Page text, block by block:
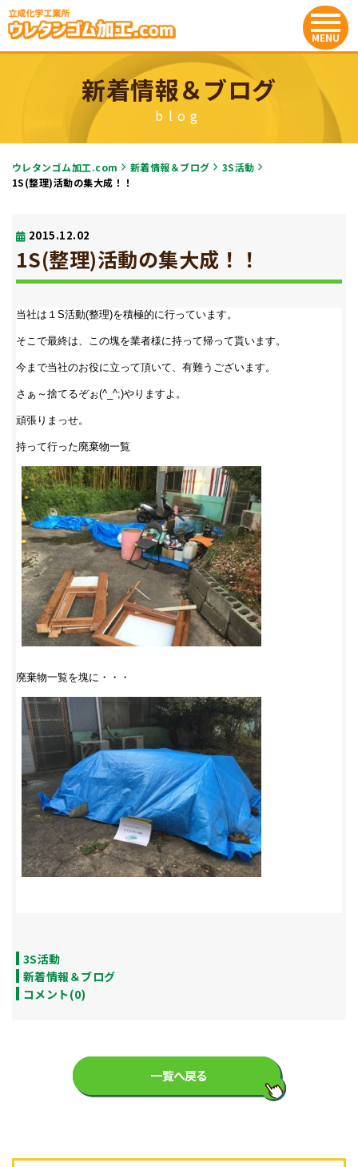
新着情報＆ブログ
blog
ウレタンゴム加工.com 新着情報＆ブログ
3S活動
1S(整理)活動の集大成！！
2015.12.02
1S(整理)活動の集大成！！
当社は１S活動(整理)を積極的に行っています。
そこで最終は、この塊を業者様に持って帰って貰います。
今まで当社のお役に立って頂いて、有難うございます。
さぁ～捨てるぞぉ(^_^;)やりますよ。
頑張りまっせ。
持って行った廃棄物一覧
廃棄物一覧を塊に・・・
3S活動
新着情報＆ブログ
コメント(0)
一覧へ戻る